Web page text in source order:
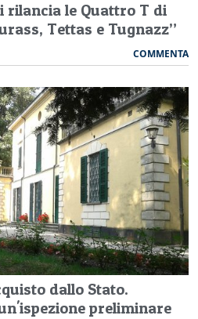
rilancia le Quattro T di
Tettas e Tugnazz”
COMMENTA
dallo Stato.
preliminare